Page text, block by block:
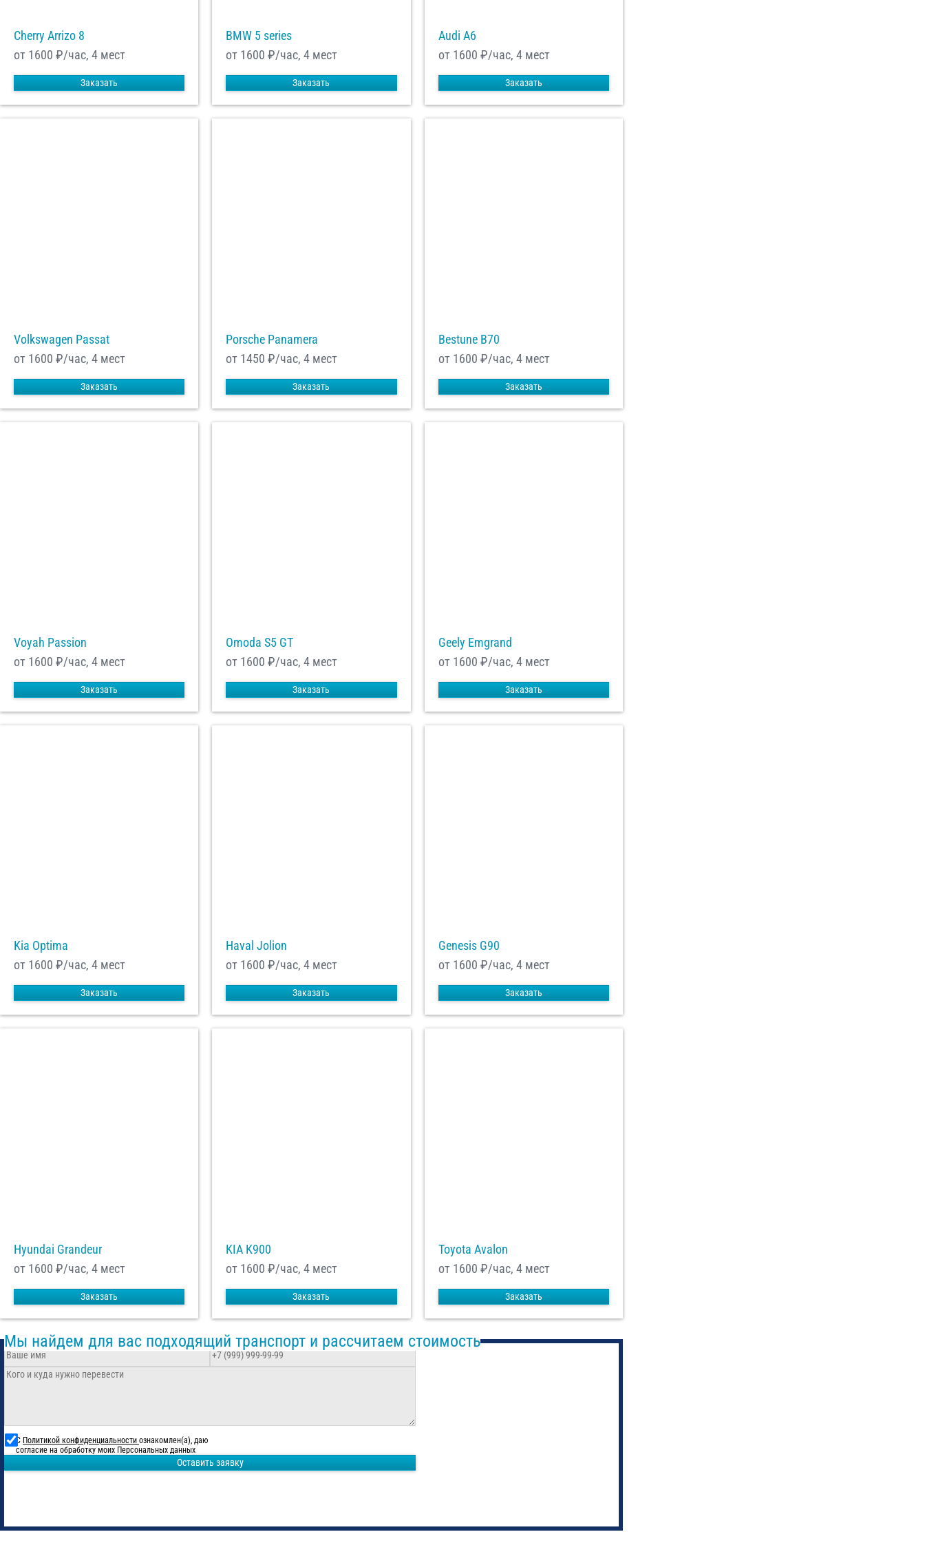
Cherry Arrizo 8
от 1600 ₽/час, 4 мест
Заказать
BMW 5 series
от 1600 ₽/час, 4 мест
Заказать
Audi A6
от 1600 ₽/час, 4 мест
Заказать
Volkswagen Passat
от 1600 ₽/час, 4 мест
Заказать
Porsche Panamera
от 1450 ₽/час, 4 мест
Заказать
Bestune B70
от 1600 ₽/час, 4 мест
Заказать
Voyah Passion
от 1600 ₽/час, 4 мест
Заказать
Omoda S5 GT
от 1600 ₽/час, 4 мест
Заказать
Geely Emgrand
от 1600 ₽/час, 4 мест
Заказать
Kia Optima
от 1600 ₽/час, 4 мест
Заказать
Haval Jolion
от 1600 ₽/час, 4 мест
Заказать
Genesis G90
от 1600 ₽/час, 4 мест
Заказать
Hyundai Grandeur
от 1600 ₽/час, 4 мест
Заказать
KIA K900
от 1600 ₽/час, 4 мест
Заказать
Toyota Avalon
от 1600 ₽/час, 4 мест
Заказать
Мы найдем для вас подходящий транспорт и рассчитаем стоимость
С Политикой конфиденциальности ознакомлен(а), даю
согласие на обработку моих Персональных данных
Оставить заявку